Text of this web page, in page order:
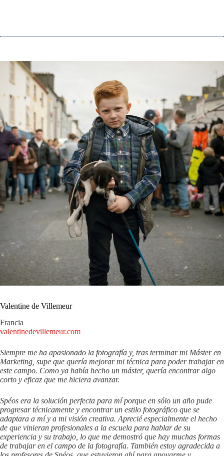
Valentine de Villemeur
Francia
valentinedevillemeur.com
Siempre me ha apasionado la fotografía y, tras terminar mi Máster en
Marketing, supe que quería mejorar mi técnica para poder trabajar en
este campo. Como ya había hecho un máster, quería encontrar algo
corto y eficaz que me hiciera avanzar.
Spéos era la solución perfecta para mí porque en sólo un año pude
progresar técnicamente y encontrar un estilo fotográfico que se
adaptara a mí y a mi visión creativa. Aprecié especialmente el hecho
de que vinieran profesionales a la escuela para hablar de su
experiencia y su trabajo, lo que me demostró que hay muchas formas
de trabajar en el campo de la fotografía. También estoy agradecida a